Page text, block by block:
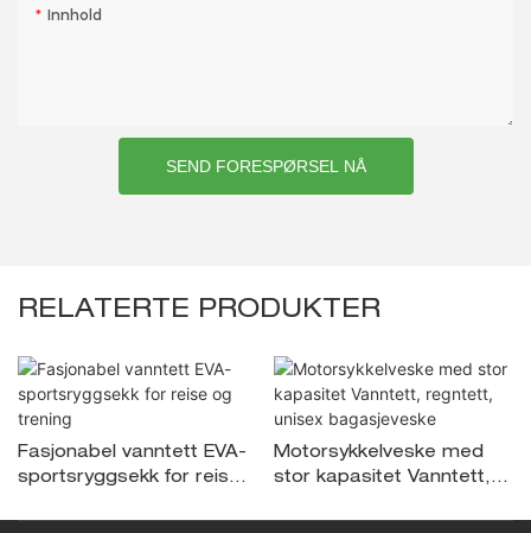
Innhold
SEND FORESPØRSEL NÅ
RELATERTE PRODUKTER
Fasjonabel vanntett EVA-
sportsryggsekk for reise
Motorsykkelveske med
stor kapasitet Vanntett,